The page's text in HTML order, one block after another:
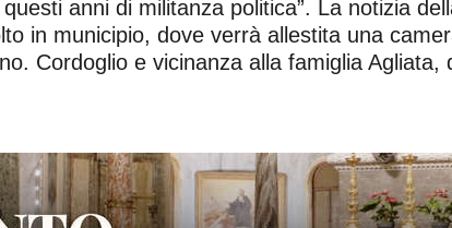
anni di militanza politica”. La notizia
in municipio, dove verrà allestita una
Cordoglio e vicinanza alla famiglia